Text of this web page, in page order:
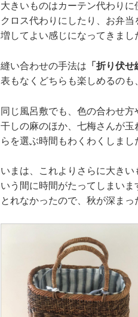
大きいものはカーテン代わり
クロス代わりにしたり、お弁
増してよい感じになってきまし
縫い合わせの手法は 「折り伏せ
表もなくどちらも楽しめるのも
同じ風呂敷でも、色の合わせ
干しの麻のほか、七梅さんが
らを選ぶ時間もわくわくしまし
いまは、これよりさらに大き
いう間に時間がたってしまい
とれなかったので、秋が深まっ